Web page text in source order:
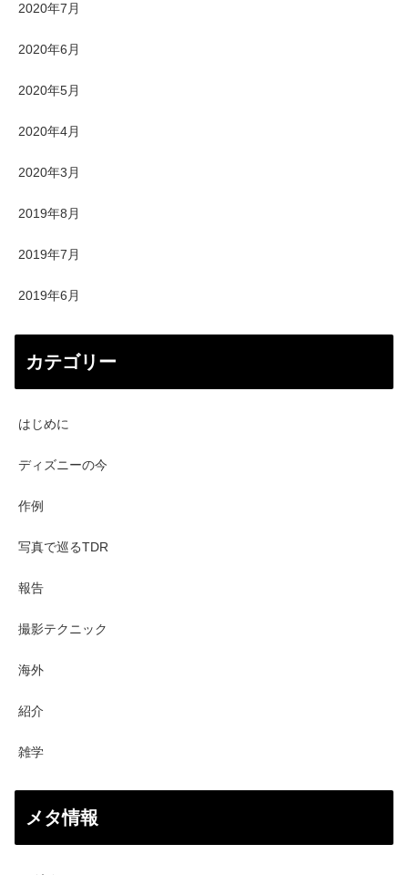
2020年7月
2020年6月
2020年5月
2020年4月
2020年3月
2019年8月
2019年7月
2019年6月
カテゴリー
はじめに
ディズニーの今
作例
写真で巡るTDR
報告
撮影テクニック
海外
紹介
雑学
メタ情報